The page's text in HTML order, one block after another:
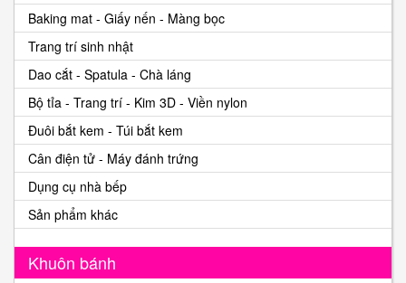
Baking mat - Giấy nến - Màng bọc
Trang trí sinh nhật
Dao cắt - Spatula - Chà láng
Bộ tỉa - Trang trí - Kim 3D - Viền nylon
Đuôi bắt kem - Túi bắt kem
Cân điện tử - Máy đánh trứng
Dụng cụ nhà bếp
Sản phẩm khác
Khuôn bánh